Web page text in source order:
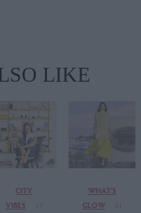
LIKE
CITY
VIBES
WHAT'S
GLOW